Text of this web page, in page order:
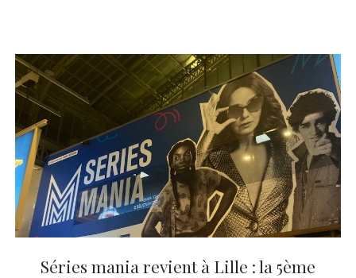
Séries mania revient à Lille : la 5ème